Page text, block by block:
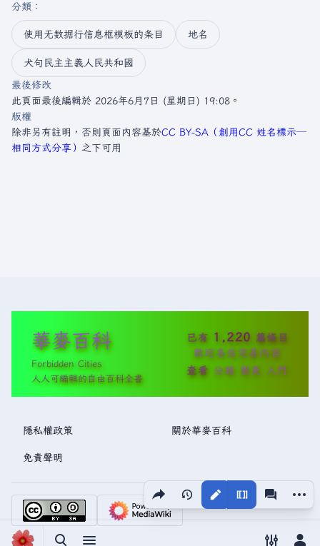
分享此頁面
視圖 更多
分類 ：​
使用无数据行信息框模板的条目 地名
犬句民主主義人民共和國
最後修改
此頁面最後編輯於 2026年6月7日 (星期日) 19:08。
版權
除非另有註明，否則頁面內容基於CC BY-SA（創用CC 姓名標示─
相同方式分享） 之下可用
華麥百科
Forbidden Cities
人人可編輯的自由百科全書
已有 1,220 篇條目
歡迎各位完善內容
查看 分類 變更 入門
隱私權政策 關於華麥百科
免責聲明